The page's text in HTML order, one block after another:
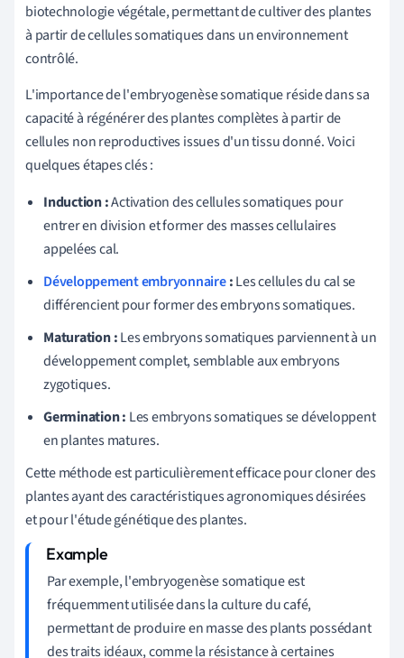
biotechnologie végétale, permettant de cultiver des plantes
à partir de cellules somatiques dans un environnement
contrôlé.
L'importance de l'embryogenèse somatique réside dans sa
capacité à régénérer des plantes complètes à partir de
cellules non reproductives issues d'un tissu donné. Voici
quelques étapes clés :
Induction :Activation des cellules somatiques pour
entrer en division et former des masses cellulaires
appelées cal.
Développement embryonnaire:Les cellules du cal se
différencient pour former des embryons somatiques.
Maturation :Les embryons somatiques parviennent à un
développement complet, semblable aux embryons
zygotiques.
Germination : Les embryons somatiques se développent
en plantes matures.
Cette méthode est particulièrement efficace pour cloner des
plantes ayant des caractéristiques agronomiques désirées
et pour l'étude génétique des plantes.
Par exemple, l'embryogenèse somatique est
fréquemment utilisée dans la culture du café,
permettant de produire en masse des plants possédant
des traits idéaux, comme la résistance à certaines